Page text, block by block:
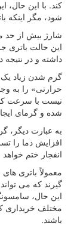
کند. با این حال،
شود، مگر اینکه
شارژ بیش از حد
این حالت باتری
داشته و در
گرم شدن زیاد یک
حرارتی» را به
نیست با سرعت
شده و گرمای
به عبارت دیگر،
افزایش دما را
انفجار ختم
معمولاً باتری
گیرند که می
این حال،
مختلف خریداری
باشند.